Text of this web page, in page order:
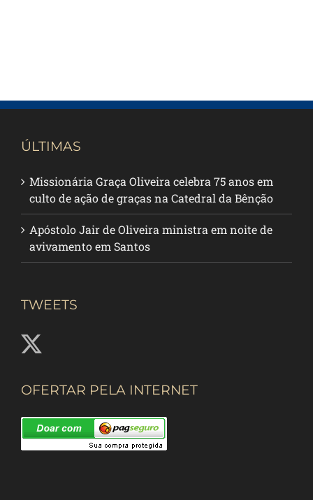
ÚLTIMAS
Missionária Graça Oliveira celebra 75 anos em
culto de ação de graças na Catedral da Bênção
Apóstolo Jair de Oliveira ministra em noite de
avivamento em Santos
TWEETS
OFERTAR PELA INTERNET